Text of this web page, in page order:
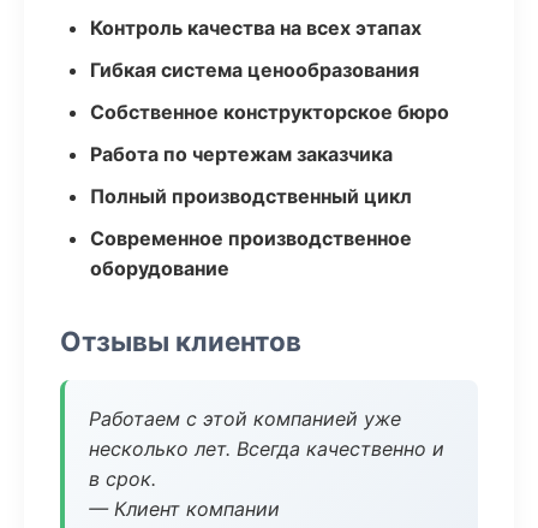
Контроль качества на всех этапах
Гибкая система ценообразования
Собственное конструкторское бюро
Работа по чертежам заказчика
Полный производственный цикл
Современное производственное
оборудование
Отзывы клиентов
Работаем с этой компанией уже
несколько лет. Всегда качественно и
в срок.
— Клиент компании